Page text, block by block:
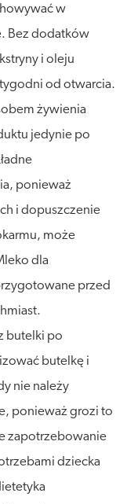
w
Bez dodatków
i oleju
od otwarcia.
żywienia
jedynie po
ponieważ
i dopuszczenie
może
dla
przed
butelki po
butelkę i
nie należy
ponieważ grozi to
zapotrzebowanie
dziecka